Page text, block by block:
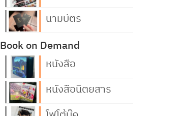
นามบัตร
Book on Demand
หนังสือ
หนังสือนิตยสาร